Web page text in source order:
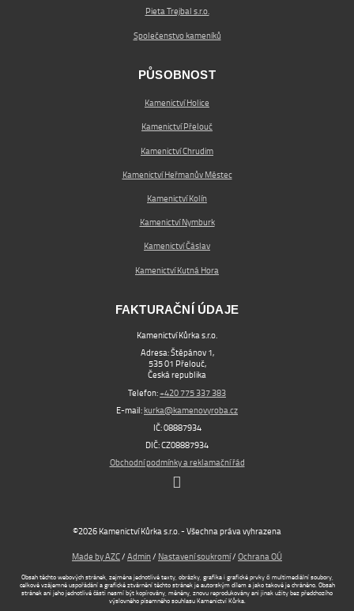
Pieta Trejbal s.r.o.
Společenstvo kameníků
PŮSOBNOST
Kamenictví Holice
Kamenictví Přelouč
Kamenictví Chrudim
Kamenictví Heřmanův Městec
Kamenictví Kolín
Kamenictví Nymburk
Kamenictví Čáslav
Kamenictví Kutná Hora
FAKTURAČNÍ ÚDAJE
Kamenictví Kůrka s.r.o.
Adresa: Štěpánov 1,
535 01 Přelouč,
Česká republika
Telefon:+420 775 337 383
E-mail:kurka@kamenovyroba.cz
IČ: 08887934
DIČ: CZ08887934
Obchodní podmínky a reklamační řád
©2026 Kamenictví Kůrka s.r.o. - Všechna práva vyhrazena
Made by AZC/Admin/Nastavení soukromí/Ochrana OÚ
Obsah těchto webových stránek, zejména jednotlivé texty, obrázky, grafika i grafické prvky či multimediální soubory,
celkové vzájemné uspořádání a grafické ztvárnění těchto stránek je autorským dílem a jako takové je chráněno. Obsah
stránek ani jeho jednotlivé části nesmí být kopírovány, měněny, znovu reprodukovány ani jinak užity bez předchozího
výslovného písemného souhlasu Kamenictví Kůrka.